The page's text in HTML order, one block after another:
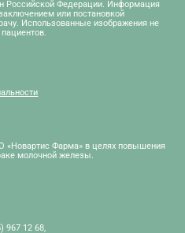
Российской Федерации. Информация
или постановкой
Использованные изображения не
«Новартис Фарма» в целях повышения
молочной железы.
967 12 68,